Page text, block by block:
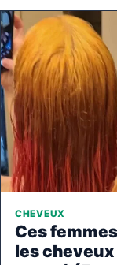
CHEVEUX
Ces
les cheveux